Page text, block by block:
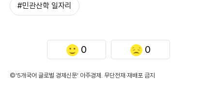
#민관산학 일자리
0 0
©'5개국어 글로벌 경제신문' 아주경제. 무단전재·재배포 금지